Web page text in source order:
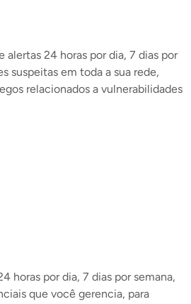
24 horas por dia, 7 dias por
suspeitas em toda a sua rede,
relacionados a vulnerabilidades
horas por dia, 7 dias por semana,
que você gerencia, para